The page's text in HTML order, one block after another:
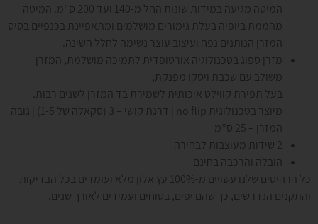
המיטה מגיעה במידות שונות החל מ-140 ועד 200 ס"מ. ה
מיטה
מהממת ביופיה בעלת גימורים מושלמים ומתאפיינת בכנפיים בסיס
המזרן הנותנים נפח ועיצוב עוצר נשימה לחלל השינה.
מזרן ספוג בטכנולוגיה אורטופדית לתמיכה מושלמת, המזרן
משולב עם שכבת ויסקו מפנקת,
בעל תפירת קווילט איכותית לשמירת בד המזרן לשנים רבות.
מיוצר בטכנולוגית no flip | דרגת קושי – 3 (סקאלה של 1-5) | גובה
המזרן – 25 ס”מ
2 שידות מעוצבות לבחירה
הובלה והרכבה בחינם
כל הרהיטים שלנו עשויים מ-100% עץ אלון מלא ועומדים בכל הבדיקות
והתקנים הנדרשים, כך שהם יפים, בטוחים ועמידים לאורך שנים.